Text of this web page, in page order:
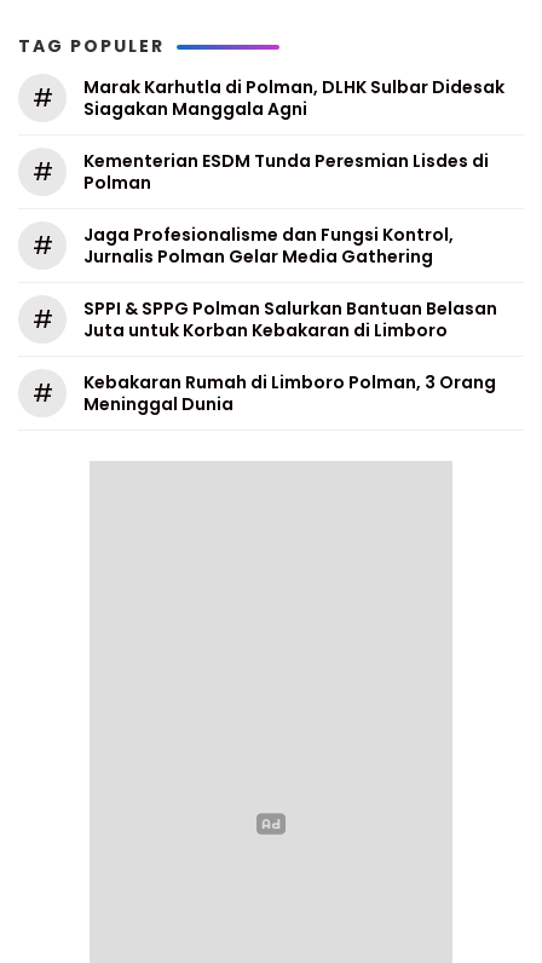
TAG POPULER
#
Marak Karhutla di Polman, DLHK Sulbar Didesak
Siagakan Manggala Agni
#
Kementerian ESDM Tunda Peresmian Lisdes di
Polman
#
Jaga Profesionalisme dan Fungsi Kontrol,
Jurnalis Polman Gelar Media Gathering
#
SPPI & SPPG Polman Salurkan Bantuan Belasan
Juta untuk Korban Kebakaran di Limboro
#
Kebakaran Rumah di Limboro Polman, 3 Orang
Meninggal Dunia